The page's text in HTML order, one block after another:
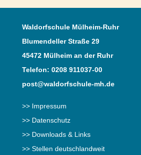
Waldorfschule Mülheim-Ruhr
Blumendeller Straße 29
45472 Mülheim an der Ruhr
Telefon: 0208 911037-00
post@waldorfschule-mh.de
>> Impressum
>> Datenschutz
>> Downloads & Links
>> Stellen deutschlandweit